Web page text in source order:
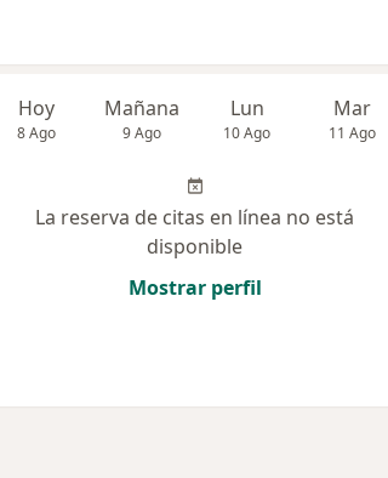
Hoy
8 Ago
Mañana
9 Ago
Lun
10 Ago
Mar
11 Ago
La reserva de citas en línea no está
disponible
Mostrar perfil